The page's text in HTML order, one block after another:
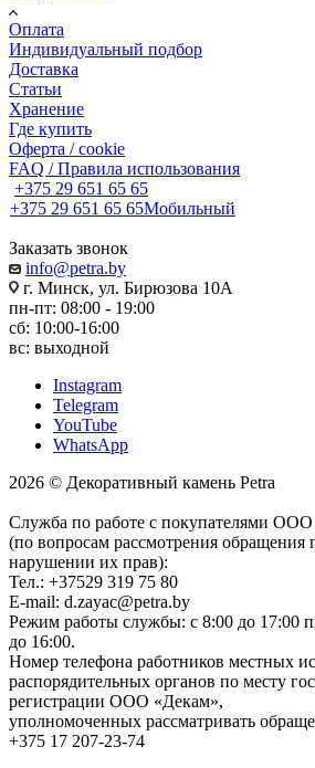
Оплата
Индивидуальный подбор
Доставка
Статьи
Хранение
Где купить
Оферта / cookie
FAQ / Правила использования
+375 29 651 65 65
+375 29 651 65 65Мобильный
Заказать звонок
info@petra.by
г. Минск, ул. Бирюзова 10А
пн-пт: 08:00 - 19:00
сб: 10:00-16:00
вс: выходной
Instagram
Telegram
YouTube
WhatsApp
2026 © Декоративный камень Petra
Служба по работе с покупателями
(по вопросам рассмотрения обращения
нарушении их прав):
Тел.: +37529 319 75 80
E-mail: d.zayac@petra.by
Режим работы службы: с 8:00 до 17:00
до 16:00.
Номер телефона работников местных
распорядительных органов по месту
регистрации ООО «Декам»,
уполномоченных рассматривать
+375 17 207-23-74